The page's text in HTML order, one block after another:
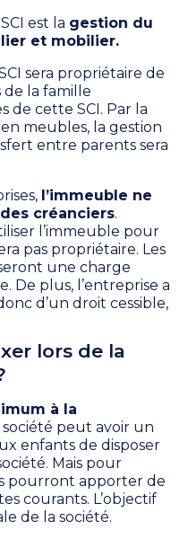
est la gestion du
et mobilier.
sera propriétaire de
de la famille
de cette SCI. Par la
meubles, la gestion
entre parents sera
l’immeuble ne
créanciers.
l’immeuble pour
pas propriétaire. Les
une charge
De plus, l’entreprise a
d’un droit cessible,
lors de la
à la
société peut avoir un
enfants de disposer
Mais pour
pourront apporter de
courants. L’objectif
de la société.